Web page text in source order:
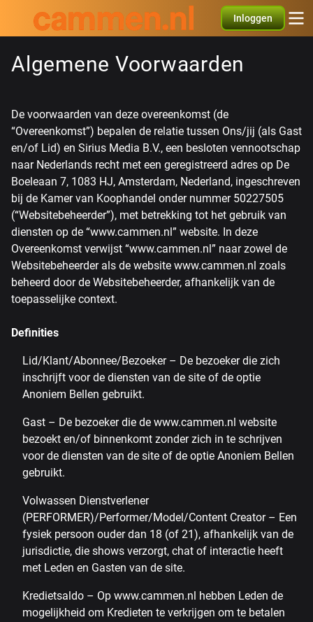
Inloggen
Algemene Voorwaarden
De voorwaarden van deze overeenkomst (de
“Overeenkomst”) bepalen de relatie tussen Ons/jij (als Gast
en/of Lid) en Sirius Media B.V., een besloten vennootschap
naar Nederlands recht met een geregistreerd adres op De
Boeleaan 7, 1083 HJ, Amsterdam, Nederland, ingeschreven
bij de Kamer van Koophandel onder nummer 50227505
(“Websitebeheerder”), met betrekking tot het gebruik van
diensten op de “www.cammen.nl” website. In deze
Overeenkomst verwijst “www.cammen.nl” naar zowel de
Websitebeheerder als de website www.cammen.nl zoals
beheerd door de Websitebeheerder, afhankelijk van de
toepasselijke context.
Definities
Lid/Klant/Abonnee/Bezoeker – De bezoeker die zich
inschrijft voor de diensten van de site of de optie
Anoniem Bellen gebruikt.
Gast – De bezoeker die de www.cammen.nl website
bezoekt en/of binnenkomt zonder zich in te schrijven
voor de diensten van de site of de optie Anoniem Bellen
gebruikt.
Volwassen Dienstverlener
(PERFORMER)/Performer/Model/Content Creator – Een
fysiek persoon ouder dan 18 (of 21), afhankelijk van de
jurisdictie, die shows verzorgt, chat of interactie heeft
met Leden en Gasten van de site.
Kredietsaldo – Op www.cammen.nl hebben Leden de
mogelijkheid om Kredieten te verkrijgen om te betalen